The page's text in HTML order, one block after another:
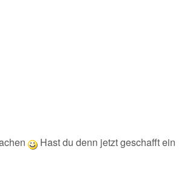
Hast du denn jetzt geschafft ein